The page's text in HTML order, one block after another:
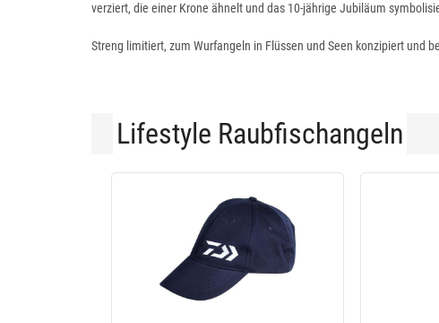
verziert, die einer Krone ähnelt und das 10-jährige Jubiläum
Streng limitiert, zum Wurfangeln in Flüssen und Seen konzipiert und
Lifestyle Raubfischangeln